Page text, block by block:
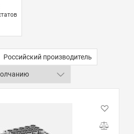
Российский производитель